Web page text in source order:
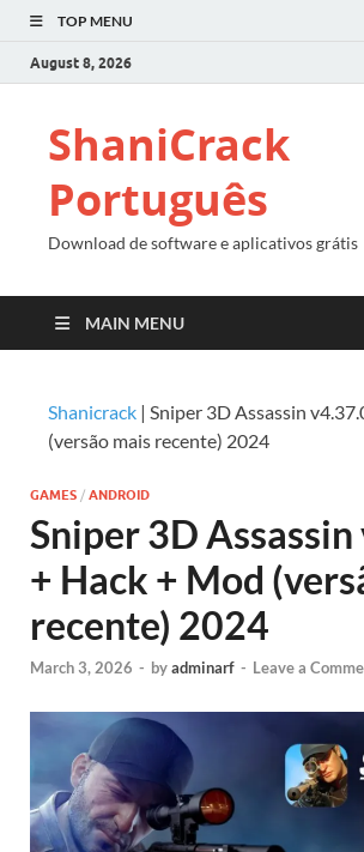
TOP MENU
August 8, 2026
ShaniCrack
Português
Download de software e aplicativos grátis
MAIN MENU
Shanicrack | Sniper 3D Assassin
(versão mais recente) 2024
GAMES / ANDROID
Sniper 3D
+ Hack + Mod
recente) 2024
March 3, 2026 - byadminarf - Leave a